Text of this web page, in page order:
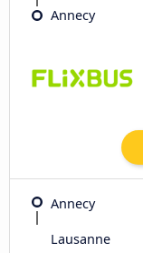
Annecy
Annecy
Lausanne